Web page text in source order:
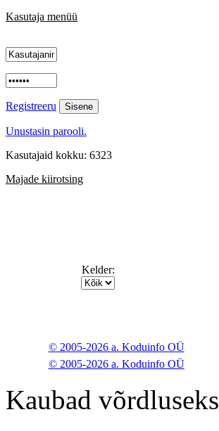
Kasutaja menüü
Registreeru
Unustasin parooli.
Kasutajaid kokku: 6323
Majade kiirotsing
Kelder:
© 2005-2026 a. Koduinfo OÜ
© 2005-2026 a. Koduinfo OÜ
Kaubad võrdluseks